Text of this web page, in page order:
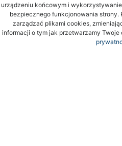
urządzeniu końcowym i
bezpiecznego funkcjonowania strony.
zarządzać plikami cookies,
informacji o tym jak przetwarzamy